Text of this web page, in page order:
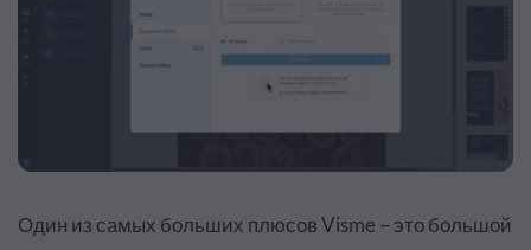
Один из самых больших плюсов Visme – это большой